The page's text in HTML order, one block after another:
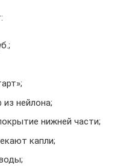
нейлона;
нижней части;
капли;